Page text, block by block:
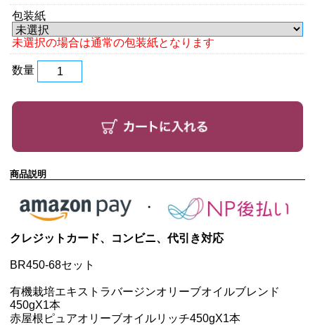
包装紙
未選択の場合は通常の包装紙となります
数量
商品説明
クレジットカード、コンビニ、代引き対応
BR450-68セット
有機栽培エキストラバージンオリーブオイルブレンド
450gX1本
赤屋根ピュアオリーブオイルリッチ450gX1本